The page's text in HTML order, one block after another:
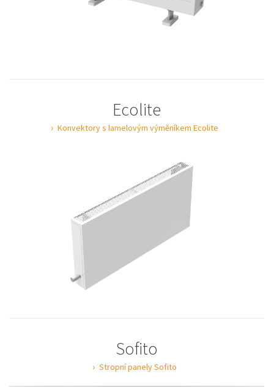
Ecolite
Konvektory s lamelovým výměníkem Ecolite
Sofito
Stropní panely Sofito